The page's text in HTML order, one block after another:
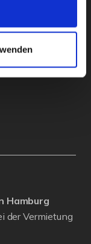
Hamburg
der Vermietung